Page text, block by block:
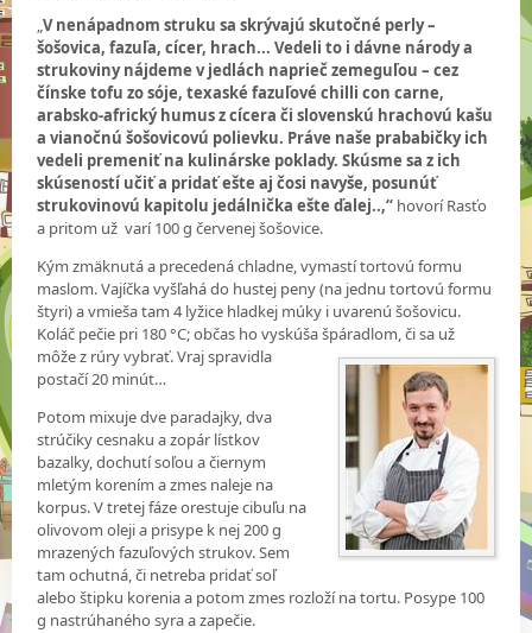
„V nenápadnom struku sa skrývajú skutočné perly –
šošovica, fazuľa, cícer, hrach... Vedeli to i dávne národy a
strukoviny nájdeme v jedlách naprieč zemeguľou – cez
čínske tofu zo sóje, texaské fazuľové chilli con carne,
arabsko-africký humus z cícera či slovenskú hrachovú kašu
a vianočnú šošovicovú polievku. Práve naše prababičky ich
vedeli premeniť na kulinárske poklady. Skúsme sa z ich
skúseností učiť a pridať ešte aj čosi navyše, posunúť
strukovinovú kapitolu jedálnička ešte ďalej..,“ hovorí Rasťo
a pritom už varí 100 g červenej šošovice.
Kým zmäknutá a precedená chladne, vymastí tortovú formu
maslom. Vajíčka vyšľahá do hustej peny (na jednu tortovú formu
štyri) a vmieša tam 4 lyžice hladkej múky i uvarenú šošovicu.
Koláč pečie pri 180 °C; občas ho vyskúša špáradlom, či sa už
môže z rúry vybrať. Vraj spravidla
postačí 20 minút…
Potom mixuje dve paradajky, dva
strúčiky cesnaku a zopár lístkov
bazalky, dochutí soľou a čiernym
mletým korením a zmes naleje na
korpus. V tretej fáze orestuje cibuľu na
olivovom oleji a prisype k nej 200 g
mrazených fazuľových strukov. Sem
tam ochutná, či netreba pridať soľ
alebo štipku korenia a potom zmes rozloží na tortu. Posype 100
g nastrúhaného syra a zapečie.